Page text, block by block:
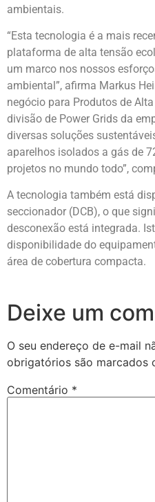
ambientais.
“Esta tecnologia é a mais
plataforma de alta tensão
um marco nos nossos
ambiental”, afirma Markus
negócio para Produtos de
divisão de Power Grids da
diversas soluções
aparelhos isolados a gás de
projetos no mundo todo”,
A tecnologia também está
seccionador (DCB), o que
desconexão está integrada.
disponibilidade do
área de cobertura compacta.
Deixe um
O seu endereço de e-mail
obrigatórios são marcados
Comentário *